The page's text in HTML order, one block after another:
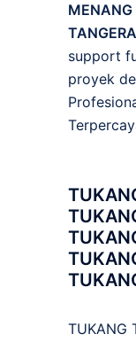
MENANG
support
proyek
TUKANG